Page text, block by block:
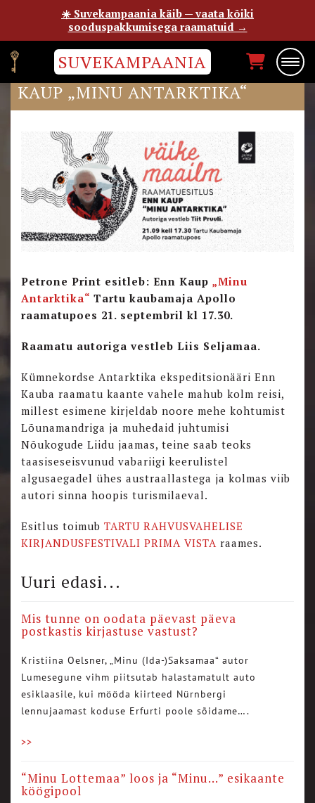
SUVEKAMPAANIA
PETRONE PRINT ESITLEB: ENN
KAUP „MINU ANTARKTIKA“
Petrone Print esitleb: Enn Kaup „Minu
Antarktika“ Tartu kaubamaja Apollo
raamatupoes 21. septembril kl 17.30.
Raamatu autoriga vestleb Liis Seljamaa.
Kümnekordse Antarktika ekspeditsionääri Enn
Kauba raamatu kaante vahele mahub kolm reisi,
millest esimene kirjeldab noore mehe kohtumist
Lõunamandriga ja muhedaid juhtumisi
Nõukogude Liidu jaamas, teine saab teoks
taasiseseisvunud vabariigi keerulistel
algusaegadel ühes austraallastega ja kolmas viib
autori sinna hoopis turismilaeval.
Esitlus toimub TARTU RAHVUSVAHELISE
KIRJANDUSFESTIVALI PRIMA VISTA raames.
Uuri edasi...
Mis tunne on oodata päevast päeva
postkastis kirjastuse vastust?
Kristiina Oelsner, „Minu (Ida-)Saksamaa“ autor
Lumesegune vihm piitsutab halastamatult auto
esiklaasile, kui mööda kiirteed Nürnbergi
lennujaamast koduse Erfurti poole sõidame….
>>
“Minu Lottemaa” loos ja “Minu…” esikaante
köögipool
☀️ Suvekampaania käib — vaata kõiki
sooduspakkumisega raamatuid →